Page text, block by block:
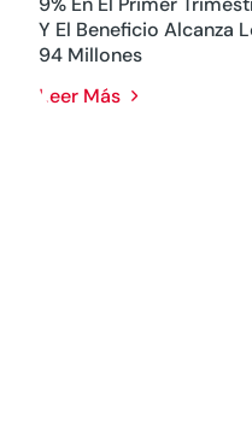
Y El Beneficio Alcanza
94 Millones
Leer Más